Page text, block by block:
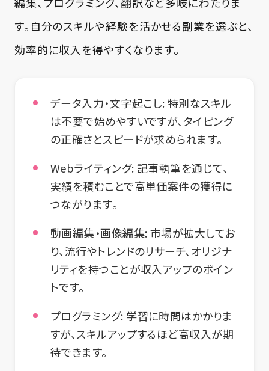
す。自分のスキルや経験を活かせる副業を選ぶと、
効率的に収入を得やすくなります。
データ入力・文字起こし:特別なスキル
は不要で始めやすいですが、タイピング
の正確さとスピードが求められます。
Webライティング: 記事執筆を通じて、
実績を積むことで高単価案件の獲得に
つながります。
動画編集・画像編集:市場が拡大してお
り、流行やトレンドのリサーチ、オリジナ
リティを持つことが収入アップのポイン
トです。
プログラミング: 学習に時間はかかりま
すが、スキルアップするほど高収入が期
待できます。